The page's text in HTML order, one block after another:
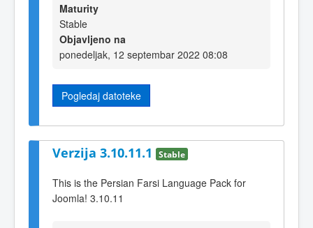
Maturity
Stable
Objavljeno na
ponedeljak, 12 septembar 2022 08:08
Pogledaj datoteke
Verzija 3.10.11.1 Stable
This is the Persian Farsi Language Pack for
Joomla! 3.10.11